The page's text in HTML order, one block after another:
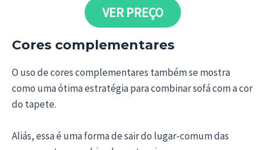
VER PREÇO
Cores complementares
O uso de cores complementares também se mostra
como uma ótima estratégia para combinar sofá com a cor
do tapete.
Aliás, essa é uma forma de sair do lugar-comum das